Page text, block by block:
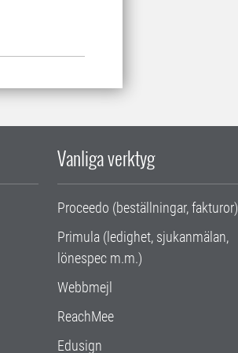
Vanliga verktyg
Proceedo (beställningar, fakturor)
Primula (ledighet, sjukanmälan,
lönespec m.m.)
Webbmejl
ReachMee
Edusign